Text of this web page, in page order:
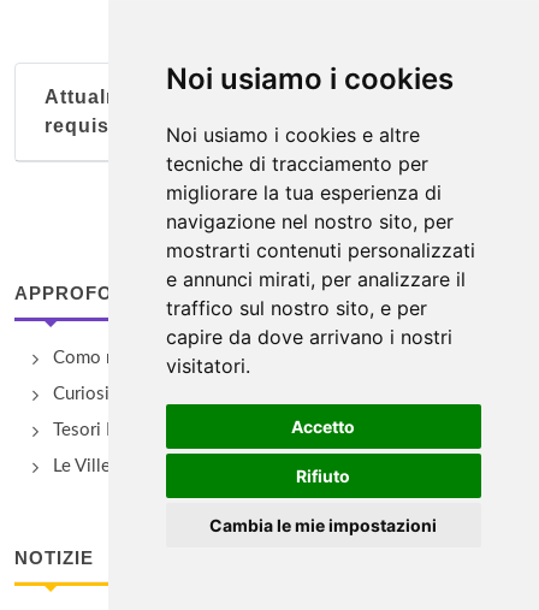
Noi usiamo i cookies
Noi usiamo i cookies e altre
tecniche di tracciamento per
migliorare la tua esperienza di
navigazione nel nostro sito, per
mostrarti contenuti personalizzati
e annunci mirati, per analizzare il
traffico sul nostro sito, e per
capire da dove arrivano i nostri
visitatori.
Accetto
Rifiuto
Cambia le mie impostazioni
Attualmente nessun soggetto con questi
requisiti
APPROFONDIMENTI
Como nella storia
Curiosità comasche
Tesori Nascosti di Como
Le Ville del Lago di Como
NOTIZIE